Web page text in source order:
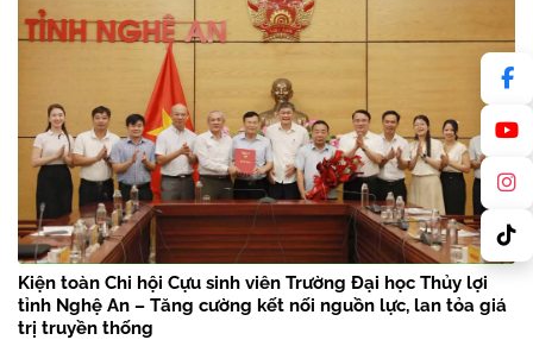
Kiện toàn Chi hội Cựu sinh viên Trường Đại học Thủy lợi
tỉnh Nghệ An – Tăng cường kết nối nguồn lực, lan tỏa giá
trị truyền thống